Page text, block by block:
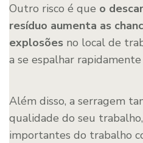
Outro risco é que o
resíduo aumenta as
explosões no local de
a se espalhar
Além disso, a serragem
qualidade do seu
importantes do trabalho